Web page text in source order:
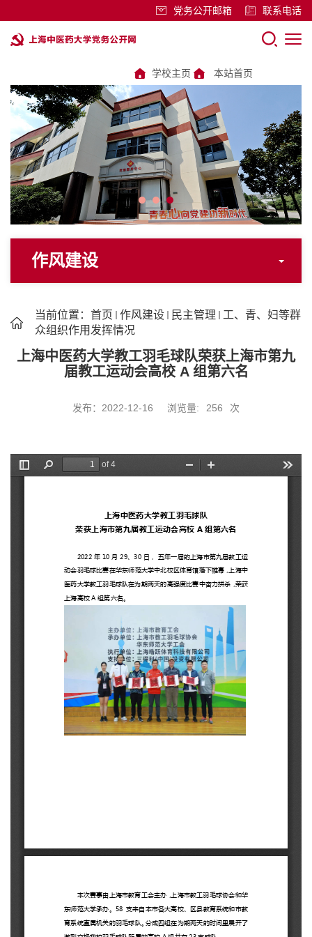
党务公开邮箱 联系电话
学校主页 本站首页
作风建设
当前位置： 首页 作风建设 民主管理
工、青、妇等群
众组织作用发挥情况
上海中医药大学教工羽毛球队荣获上海市第九
届教工运动会高校 A 组第六名
发布：2022-12-16 浏览量: 256 次